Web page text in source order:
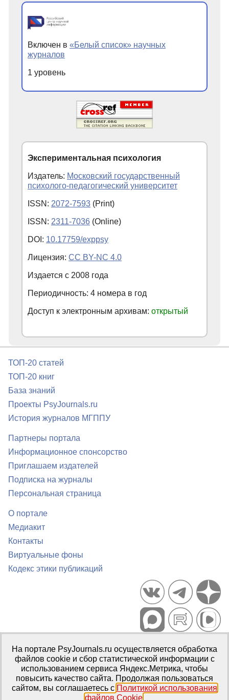
Включен в «Белый список» научных
журналов
1 уровень
Экспериментальная психология
Издатель: Московский государственный
психолого-педагогический университет
ISSN: 2072-7593 (Print)
ISSN: 2311-7036 (Online)
DOI: 10.17759/exppsy
Лицензия: CC BY-NC 4.0
Издается с 2008 года
Периодичность: 4 номера в год
Доступ к электронным архивам: открытый
ТОП-20 статей
ТОП-20 книг
База знаний
Проекты PsyJournals.ru
История журналов МГППУ
Партнеры портала
Информационное спонсорство
Приглашаем издателей
Подписка на журналы
Персональная страница
О портале
Медиакит
Контакты
Виртуальные фоны
Кодекс этики публикаций
Портал психологических изданий PsyJournals.ru, 2007–2026
Правила использования материалов
Свидетельство регистрации СМИЭл № ФС77-66447 от 14 июля
2016 г.
Издатель: ФГБОУ ВО МГППУ
На портале PsyJournals.ru осуществляется обработка
файлов cookie и сбор статистической информации с
использованием сервиса Яндекс.Метрика, чтобы
повысить качество сайта. Продолжая пользоваться
сайтом, вы соглашаетесь с Политикой использования
файлов Cookie.